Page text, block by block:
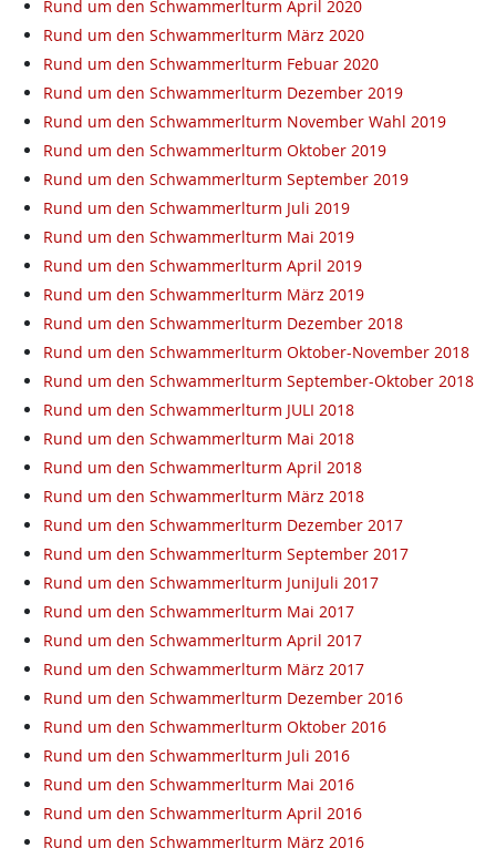
Rund um den Schwammerlturm April 2020
Rund um den Schwammerlturm März 2020
Rund um den Schwammerlturm Febuar 2020
Rund um den Schwammerlturm Dezember 2019
Rund um den Schwammerlturm November Wahl 2019
Rund um den Schwammerlturm Oktober 2019
Rund um den Schwammerlturm September 2019
Rund um den Schwammerlturm Juli 2019
Rund um den Schwammerlturm Mai 2019
Rund um den Schwammerlturm April 2019
Rund um den Schwammerlturm März 2019
Rund um den Schwammerlturm Dezember 2018
Rund um den Schwammerlturm Oktober-November 2018
Rund um den Schwammerlturm September-Oktober 2018
Rund um den Schwammerlturm JULI 2018
Rund um den Schwammerlturm Mai 2018
Rund um den Schwammerlturm April 2018
Rund um den Schwammerlturm März 2018
Rund um den Schwammerlturm Dezember 2017
Rund um den Schwammerlturm September 2017
Rund um den Schwammerlturm JuniJuli 2017
Rund um den Schwammerlturm Mai 2017
Rund um den Schwammerlturm April 2017
Rund um den Schwammerlturm März 2017
Rund um den Schwammerlturm Dezember 2016
Rund um den Schwammerlturm Oktober 2016
Rund um den Schwammerlturm Juli 2016
Rund um den Schwammerlturm Mai 2016
Rund um den Schwammerlturm April 2016
Rund um den Schwammerlturm März 2016